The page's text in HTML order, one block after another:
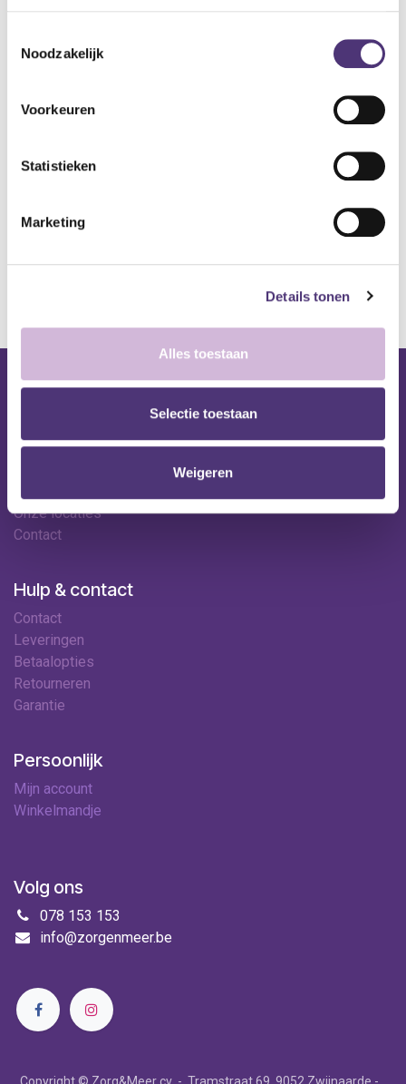
Noodzakelijk
Voorkeuren
Statistieken
Marketing
Details tonen
Alles toestaan
Selectie toestaan
Weigeren
100,80€
Aan winkelmandje toevoegen
Nuttige links
Huren
Onze locaties
Contact
Hulp & contact
Contact
Leveringen
Betaalopties
Retourneren
Garantie
Persoonlijk
Mijn account
Winkelmandje
Volg ons
078 153 153
info@zorgenmeer.be